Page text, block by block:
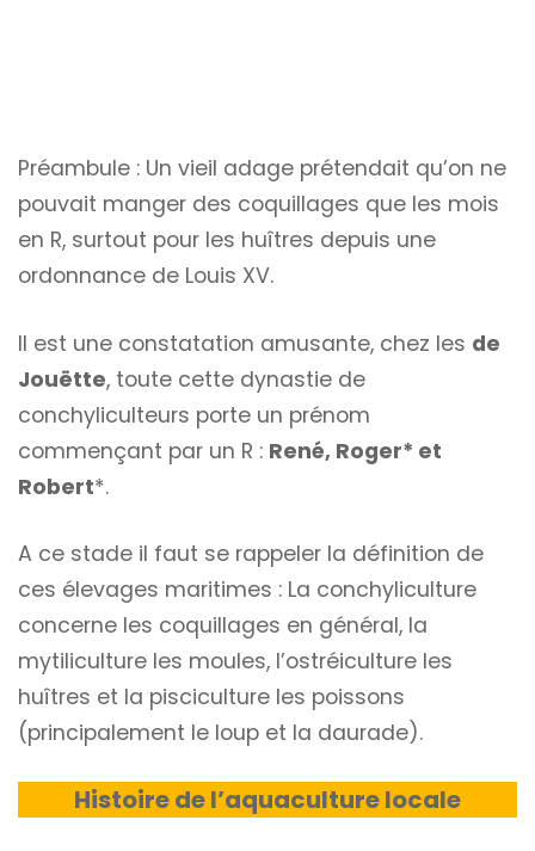
Préambule : Un vieil adage prétendait qu’on ne
pouvait manger des coquillages que les mois
en R, surtout pour les huîtres depuis une
ordonnance de Louis XV.
Il est une constatation amusante, chez les de
Jouëtte, toute cette dynastie de
conchyliculteurs porte un prénom
commençant par un R : René, Roger* et
Robert*.
A ce stade il faut se rappeler la définition de
ces élevages maritimes : La conchyliculture
concerne les coquillages en général, la
mytiliculture les moules, l’ostréiculture les
huîtres et la pisciculture les poissons
(principalement le loup et la daurade).
Histoire de l’aquaculture locale